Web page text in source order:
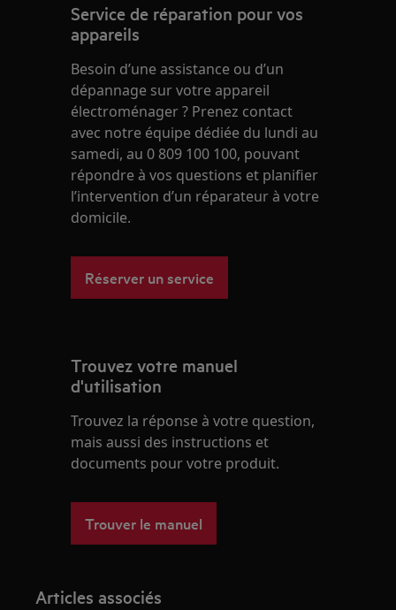
Service de réparation pour vos
appareils
Besoin d’une assistance ou d’un
dépannage sur votre appareil
électroménager ? Prenez contact
avec notre équipe dédiée du lundi au
samedi, au 0 809 100 100, pouvant
répondre à vos questions et planifier
l’intervention d’un réparateur à votre
domicile.
Réserver un service
Trouvez votre manuel
d'utilisation
Trouvez la réponse à votre question,
mais aussi des instructions et
documents pour votre produit.
Trouver le manuel
Articles associés